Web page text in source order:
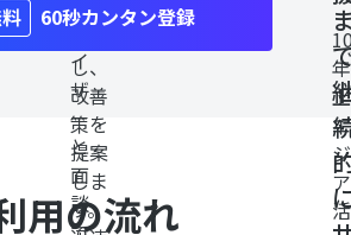
バ
イ
ザ
ー
と
面
談
細に
し、
改善
策を
提案
しま
す。
60秒カンタン登録
用の流れ